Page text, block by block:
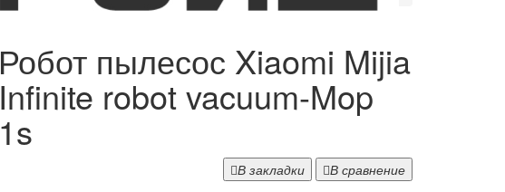
Робот пылесос Xiaomi Mijia
Infinite robot vacuum-Mop
1s
В закладки В сравнение